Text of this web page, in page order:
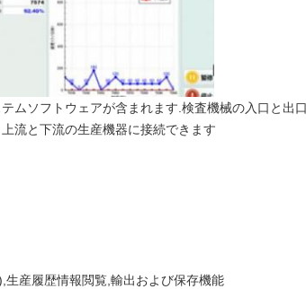
ムソフトウェアが含まれます.検査機械の入口と出
流と下流の生産機器に接続できます
産履歴情報閲覧,輸出および保存機能